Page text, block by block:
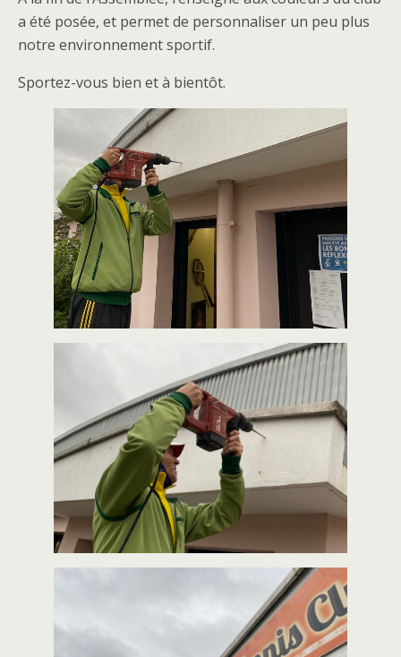
a été posée, et permet de personnaliser un peu plus
notre environnement sportif.
Sportez-vous bien et à bientôt.